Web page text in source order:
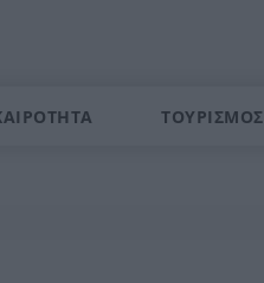
ΤΟΥΡΙΣΜΟΣ